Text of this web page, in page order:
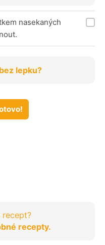
nasekaných
lepku?
recept?
recepty.